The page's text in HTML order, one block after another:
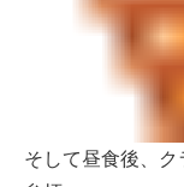
そして昼食後、